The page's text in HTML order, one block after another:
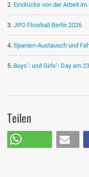
Eindrücke von der Arbeit
JtfO Floorball Berlin 2026
Spanien-Austausch und
Boys‘- und Girls‘- Day am
Teilen